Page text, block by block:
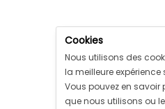
Cookies
Nous utilisons des
la meilleure expérience
Vous pouvez en savoir
que nous utilisons ou